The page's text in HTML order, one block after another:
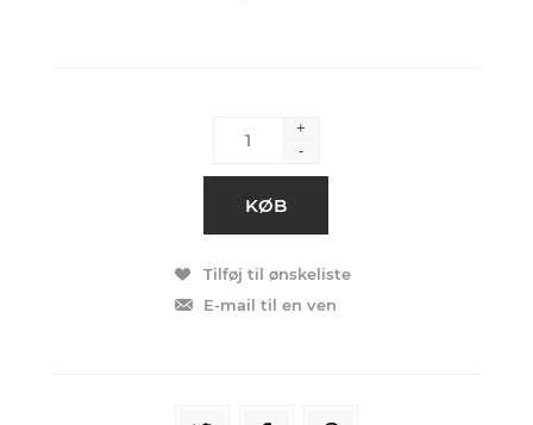
+
-